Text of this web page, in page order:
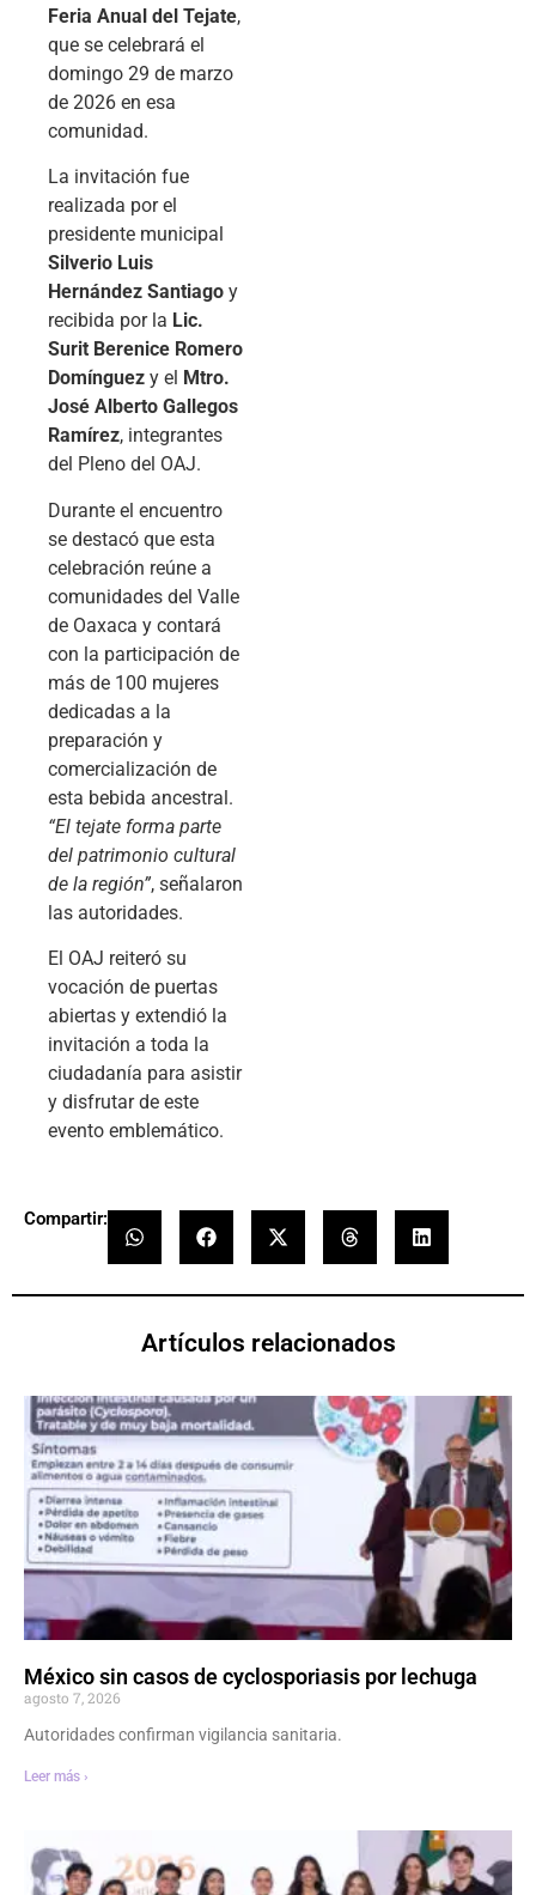
Feria Anual del Tejate,
que se celebrará el
domingo 29 de marzo
de 2026 en esa
comunidad.
La invitación fue
realizada por el
presidente municipal
Silverio Luis
Hernández Santiago y
recibida por la Lic.
Surit Berenice Romero
Domínguez y el Mtro.
José Alberto Gallegos
Ramírez, integrantes
del Pleno del OAJ.
Durante el encuentro
se destacó que esta
celebración reúne a
comunidades del Valle
de Oaxaca y contará
con la participación de
más de 100 mujeres
dedicadas a la
preparación y
comercialización de
esta bebida ancestral.
“El tejate forma parte
del patrimonio cultural
de la región”, señalaron
las autoridades.
El OAJ reiteró su
vocación de puertas
abiertas y extendió la
invitación a toda la
ciudadanía para asistir
y disfrutar de este
evento emblemático.
Compartir:
Artículos relacionados
México sin casos de cyclosporiasis por lechuga
agosto 7, 2026
Autoridades confirman vigilancia sanitaria.
Leer más ›